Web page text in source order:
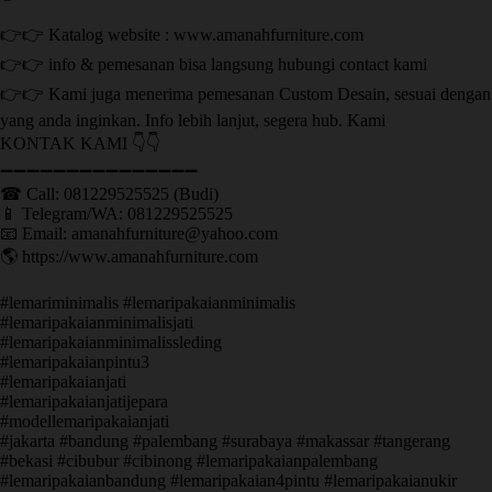
👉👉 Katalog website : www.amanahfurniture.com
👉👉 info & pemesanan bisa langsung hubungi contact kami
👉👉 Kami juga menerima pemesanan Custom Desain, sesuai dengan
yang anda inginkan. Info lebih lanjut, segera hub. Kami
KONTAK KAMI 👇👇
➖➖➖➖➖➖➖➖➖➖➖➖➖➖➖ ㅤ
☎ Call: 081229525525 (Budi)
📱 Telegram/WA: 081229525525
📧 Email: amanahfurniture@yahoo.com
🌎 https://www.amanahfurniture.com
#lemariminimalis #lemaripakaianminimalis
#lemaripakaianminimalisjati
#lemaripakaianminimalissleding
#lemaripakaianpintu3
#lemaripakaianjati
#lemaripakaianjatijepara
#modellemaripakaianjati
#jakarta #bandung #palembang #surabaya #makassar #tangerang
#bekasi #cibubur #cibinong #lemaripakaianpalembang
#lemaripakaianbandung #lemaripakaian4pintu #lemaripakaianukir